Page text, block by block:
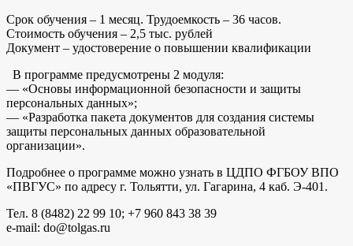
Срок обучения – 1 месяц. Трудоемкость – 36 часов.
Стоимость обучения – 2,5 тыс. рублей
Документ – удостоверение о повышении квалификации
В программе предусмотрены 2 модуля:
— «Основы информационной безопасности и защиты
персональных данных»;
— «Разработка пакета документов для создания системы
защиты персональных данных образовательной
организации».
Подробнее о программе можно узнать в ЦДПО ФГБОУ ВПО
«ПВГУС» по адресу г. Тольятти, ул. Гагарина, 4 каб. Э-401.
Тел. 8 (8482) 22 99 10; +7 960 843 38 39
e-mail: do@tolgas.ru